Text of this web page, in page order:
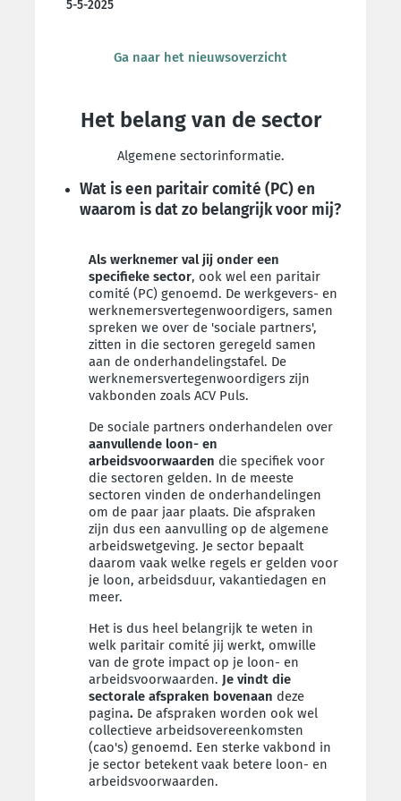
5-5-2025
Ga naar het nieuwsoverzicht
Het belang van de sector
Algemene sectorinformatie.
Wat is een paritair comité (PC) en
waarom is dat zo belangrijk voor mij?
Als werknemer val jij onder een
specifieke sector, ook wel een paritair
comité (PC) genoemd. De werkgevers- en
werknemersvertegenwoordigers, samen
spreken we over de 'sociale partners',
zitten in die sectoren geregeld samen
aan de onderhandelingstafel. De
werknemersvertegenwoordigers zijn
vakbonden zoals ACV Puls.
De sociale partners onderhandelen over
aanvullende loon- en
arbeidsvoorwaarden die specifiek voor
die sectoren gelden. In de meeste
sectoren vinden de onderhandelingen
om de paar jaar plaats. Die afspraken
zijn dus een aanvulling op de algemene
arbeidswetgeving. Je sector bepaalt
daarom vaak welke regels er gelden voor
je loon, arbeidsduur, vakantiedagen en
meer.
Het is dus heel belangrijk te weten in
welk paritair comité jij werkt, omwille
van de grote impact op je loon- en
arbeidsvoorwaarden. Je vindt die
sectorale afspraken bovenaan deze
pagina. De afspraken worden ook wel
collectieve arbeidsovereenkomsten
(cao's) genoemd. Een sterke vakbond in
je sector betekent vaak betere loon- en
arbeidsvoorwaarden.